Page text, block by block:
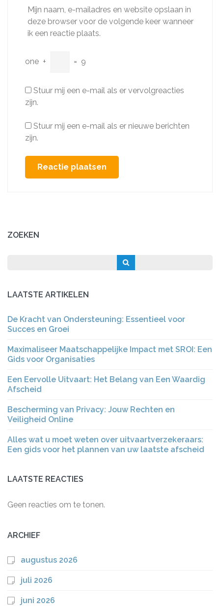
Mijn naam, e-mailadres en website opslaan in
deze browser voor de volgende keer wanneer
ik een reactie plaats.
one + = 9
Stuur mij een e-mail als er vervolgreacties
zijn.
Stuur mij een e-mail als er nieuwe berichten
zijn.
ZOEKEN
LAATSTE ARTIKELEN
De Kracht van Ondersteuning: Essentieel voor
Succes en Groei
Maximaliseer Maatschappelijke Impact met SROI: Een
Gids voor Organisaties
Een Eervolle Uitvaart: Het Belang van Een Waardig
Afscheid
Bescherming van Privacy: Jouw Rechten en
Veiligheid Online
Alles wat u moet weten over uitvaartverzekeraars:
Een gids voor het plannen van uw laatste afscheid
LAATSTE REACTIES
Geen reacties om te tonen.
ARCHIEF
augustus 2026
juli 2026
juni 2026